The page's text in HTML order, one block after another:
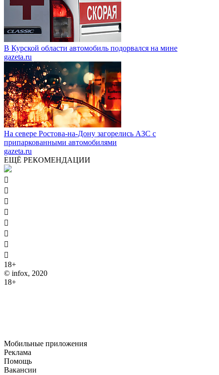
В Курской области автомобиль подорвался на мине
gazeta.ru
На севере Ростова-на-Дону загорелись АЗС с
припаркованными автомобилями
gazeta.ru
ЕЩЁ РЕКОМЕНДАЦИИ








18+
© infox, 2020
18+
Мобильные приложения
Реклама
Помощь
Вакансии